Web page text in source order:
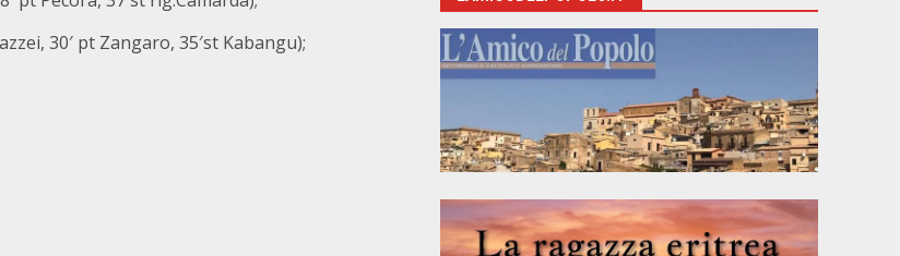
30′ pt Zangaro, 35′st Kabangu);